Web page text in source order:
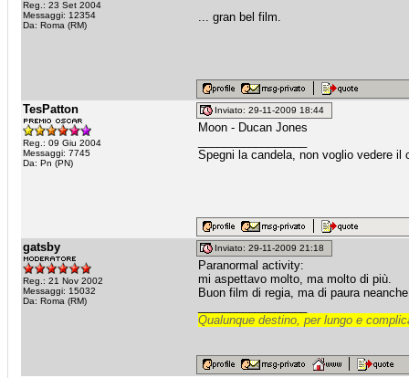
Reg.: 23 Set 2004
Messaggi: 12354
Da: Roma (RM)
... gran bel film.
TesPatton
Reg.: 09 Giu 2004
Messaggi: 7745
Da: Pn (PN)
Inviato: 29-11-2009 18:44
Moon - Ducan Jones
Spegni la candela, non voglio vedere il
gatsby
Reg.: 21 Nov 2002
Messaggi: 15032
Da: Roma (RM)
Inviato: 29-11-2009 21:18
Paranormal activity:
mi aspettavo molto, ma molto di più.
Buon film di regia, ma di paura
Qualunque destino, per lungo e